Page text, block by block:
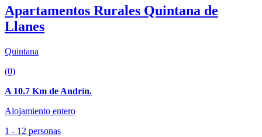
Apartamentos Rurales Quintana de
Llanes
Quintana
(0)
A 10.7 Km de Andrín.
Alojamiento entero
1 - 12 personas